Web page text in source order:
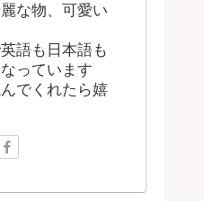
な物、可愛い
語も日本語も
っています
でくれたら嬉